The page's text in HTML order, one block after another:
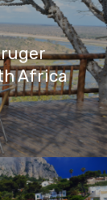
Africa